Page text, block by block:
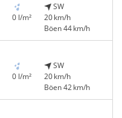
0 l/m²
SW
20 km/h
Böen 44 km/h
0 l/m²
SW
20 km/h
Böen 42 km/h